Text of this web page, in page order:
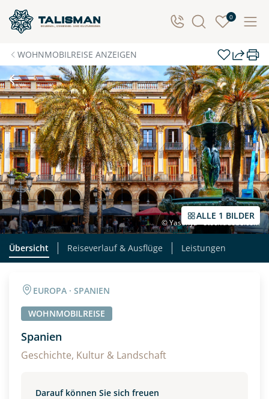
0
WOHNMOBILREISE ANZEIGEN
ALLE 1 BILDER
© Yasonya - stock.adobe.com
Übersicht Reiseverlauf & Ausflüge Leistungen
EUROPA · SPANIEN
WOHNMOBILREISE
Spanien
Geschichte, Kultur & Landschaft
Darauf können Sie sich freuen